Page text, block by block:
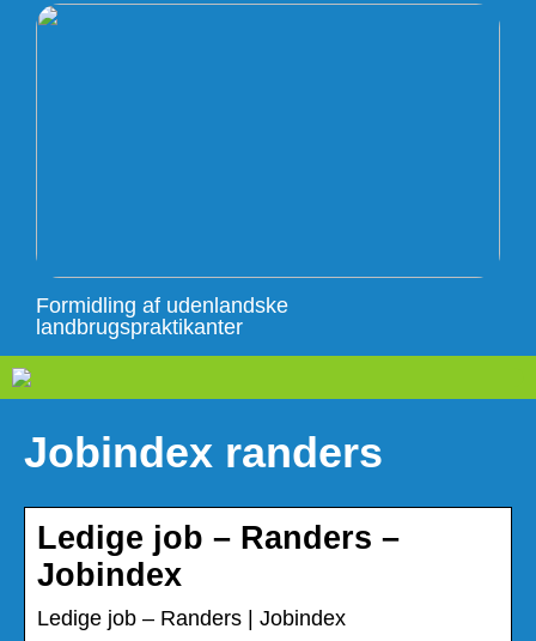
Formidling af udenlandske
landbrugspraktikanter
Jobindex randers
Ledige job – Randers –
Jobindex
Ledige job – Randers | Jobindex